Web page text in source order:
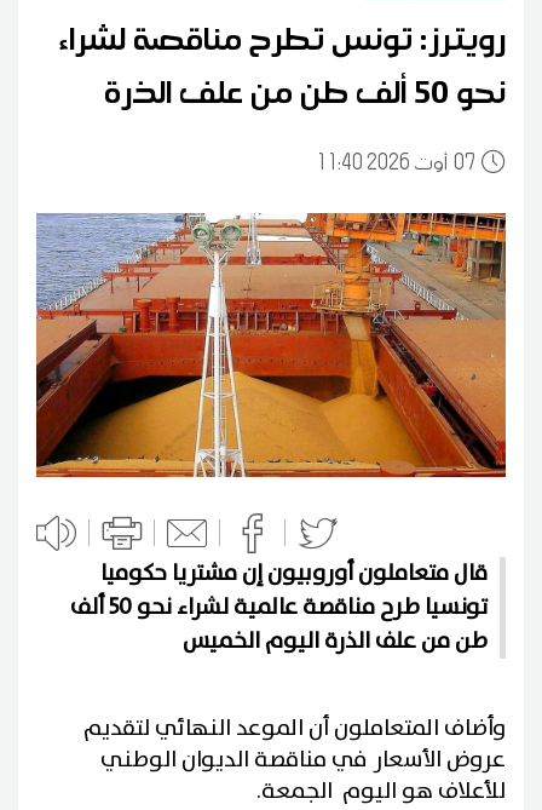
رويترز: تونس تطرح مناقصة لشراء
نحو 50 ألف طن من علف الذرة
0711:40 2026 أوت
قال متعاملون أوروبيون إن مشتريا حكوميا
تونسيا طرح مناقصة عالمية لشراء نحو 50 ألف
طن من علف الذرة اليوم الخميس
وأضاف المتعاملون أن الموعد النهائي لتقديم
عروض الأسعار في مناقصة الديوان الوطني
للأعلاف هو اليوم الجمعة.